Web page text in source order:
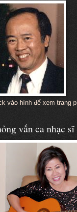
vào hình để xem trang
vấn ca nhạc